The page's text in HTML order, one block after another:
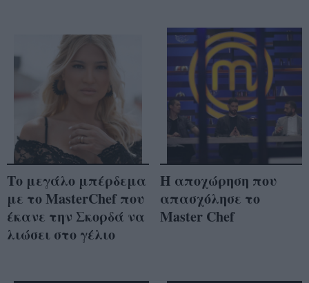
Το μεγάλο μπέρδεμα
με το MasterChef που
έκανε την Σκορδά να
λιώσει στο γέλιο
Η αποχώρηση που
απασχόλησε το
Master Chef